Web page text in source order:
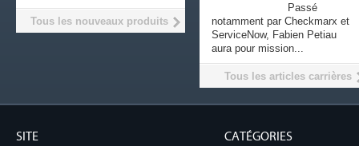
Passé
notamment par Checkmarx et
ServiceNow, Fabien Petiau
aura pour mission...
Tous les articles carrières
Tous les nouveaux produits
SITE CATÉGORIES